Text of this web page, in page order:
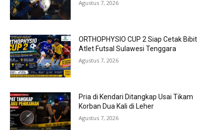
Agustus 7, 2026
ORTHOPHYSIO CUP 2 Siap Cetak Bibit
Atlet Futsal Sulawesi Tenggara
Agustus 7, 2026
Pria di Kendari Ditangkap Usai Tikam
Korban Dua Kali di Leher
Agustus 7, 2026